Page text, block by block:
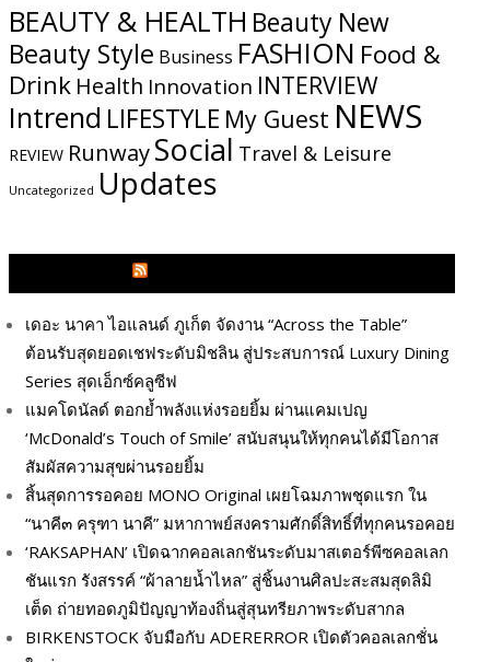
BEAUTY & HEALTH Beauty New
Beauty Style Business FASHION Food &
Drink Health Innovation INTERVIEW
Intrend LIFESTYLE My​ Guest NEWS
REVIEW RunwaySocial Travel & Leisure
Uncategorized Updates
เดอะ นาคา ไอแลนด์ ภูเก็ต จัดงาน “Across the Table”
ต้อนรับสุดยอดเชฟระดับมิชลิน สู่ประสบการณ์ Luxury Dining
Series สุดเอ็กซ์คลูซีฟ
แมคโดนัลด์ ตอกย้ำพลังแห่งรอยยิ้ม ผ่านแคมเปญ
‘McDonald’s Touch of Smile’ สนับสนุนให้ทุกคนได้มีโอกาส
สัมผัสความสุขผ่านรอยยิ้ม
สิ้นสุดการรอคอย MONO Original เผยโฉมภาพชุดแรก ใน
“นาคี๓ ครุฑา นาคี” มหากาพย์สงครามศักดิ์สิทธิ์ที่ทุกคนรอคอย
‘RAKSAPHAN’ เปิดฉากคอลเลกชันระดับมาสเตอร์พีซคอลเลก
ชันแรก รังสรรค์ “ผ้าลายน้ำไหล” สู่ชิ้นงานศิลปะสะสมสุดลิมิ
เต็ด ถ่ายทอดภูมิปัญญาท้องถิ่นสู่สุนทรียภาพระดับสากล
BIRKENSTOCK จับมือกับ ADERERROR เปิดตัวคอลเลกชั่น